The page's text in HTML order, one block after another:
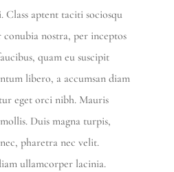
Class aptent taciti sociosqu
nostra, per inceptos
quam eu suscipit
libero, a accumsan diam
eget orci nibh. Mauris
Duis magna turpis,
pharetra nec velit.
ullamcorper lacinia.